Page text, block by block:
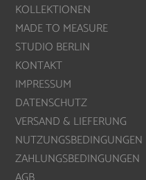
KOLLEKTIONEN
MADE TO MEASURE
STUDIO BERLIN
KONTAKT
IMPRESSUM
DATENSCHUTZ
VERSAND & LIEFERUNG
NUTZUNGSBEDINGUNGEN
ZAHLUNGSBEDINGUNGEN